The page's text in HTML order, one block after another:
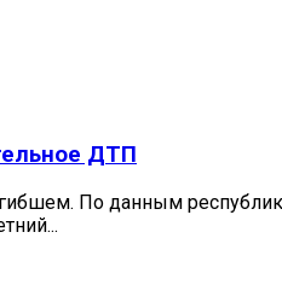
ДТП
По данным